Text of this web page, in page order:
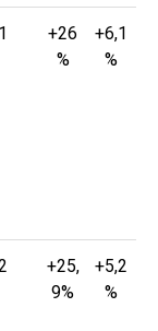
+26
%
+6,1
%
+25,
9%
+5,2
%